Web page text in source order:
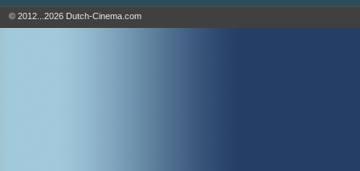
© 2012...2026 Dutch-Cinema.com